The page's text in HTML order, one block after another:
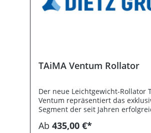
TAiMA Ventum Rollator
Der neue Leichtgewicht-Rollator
Ventum repräsentiert das
Segment der seit Jahren
Kombination aus Funktionalität,
Ab 435,00 €*